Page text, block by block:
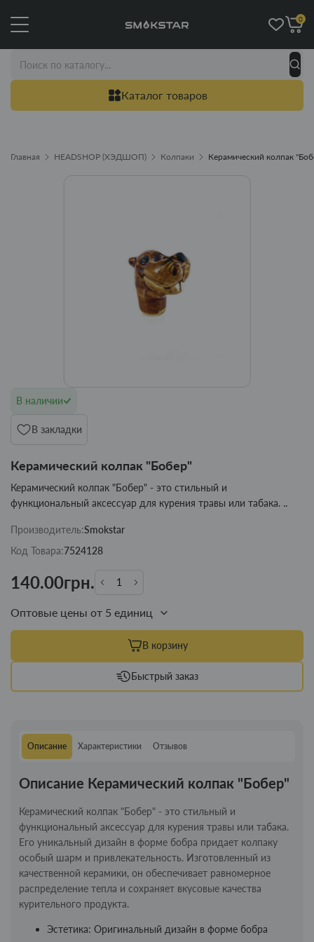
Каталог товаров
0
Главная HEADSHOP (ХЭДШОП) Колпаки Керамический колпак
В наличии
В закладки
Керамический колпак "Бобер"
Керамический колпак "Бобер" - это стильный и
функциональный аксессуар для курения травы или табака. ..
Производитель:Smokstar
Код Товара:7524128
140.00грн.
Оптовые цены от 5 единиц
В корзину
Быстрый заказ
Описание Характеристики Отзывов
Описание Керамический колпак "Бобер"
Керамический колпак "Бобер" - это стильный и
функциональный аксессуар для курения травы или табака.
Его уникальный дизайн в форме бобра придает колпаку
особый шарм и привлекательность. Изготовленный из
качественной керамики, он обеспечивает равномерное
распределение тепла и сохраняет вкусовые качества
курительного продукта.
Эстетика: Оригинальный дизайн в форме бобра